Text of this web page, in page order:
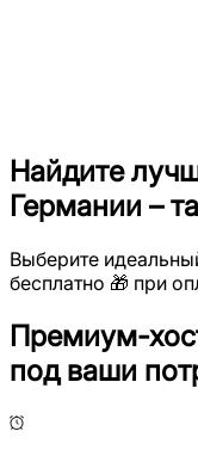
Найдите
Германии –
Выберите
бесплатно 🎁 при
Премиум-
под ваши